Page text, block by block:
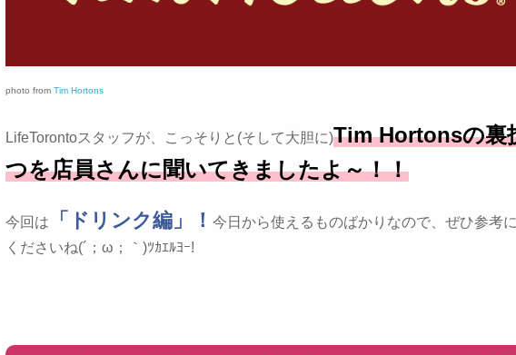
photo from Tim Hortons
LifeTorontoスタッフが、こっそりと(そして大胆に)Tim Hortonsの裏
つを店員さんに聞いてきましたよ～！！
今回は 「ドリンク編」！ 今日から使えるものばかりなので、ぜひ参考
くださいね(´；ω；｀)ﾂｶｴﾙﾖｰ!